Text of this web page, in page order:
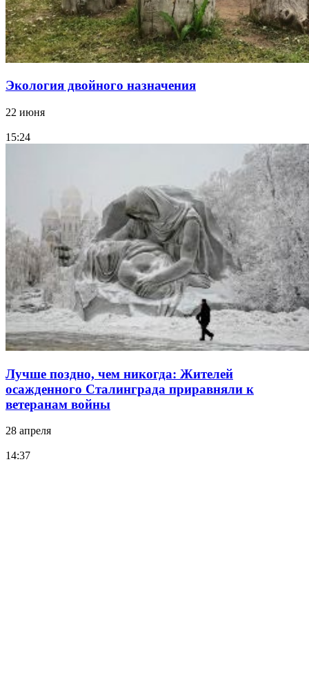
Экология двойного назначения
22 июня
15:24
Лучше поздно, чем никогда: Жителей
осажденного Сталинграда приравняли к
ветеранам войны
28 апреля
14:37